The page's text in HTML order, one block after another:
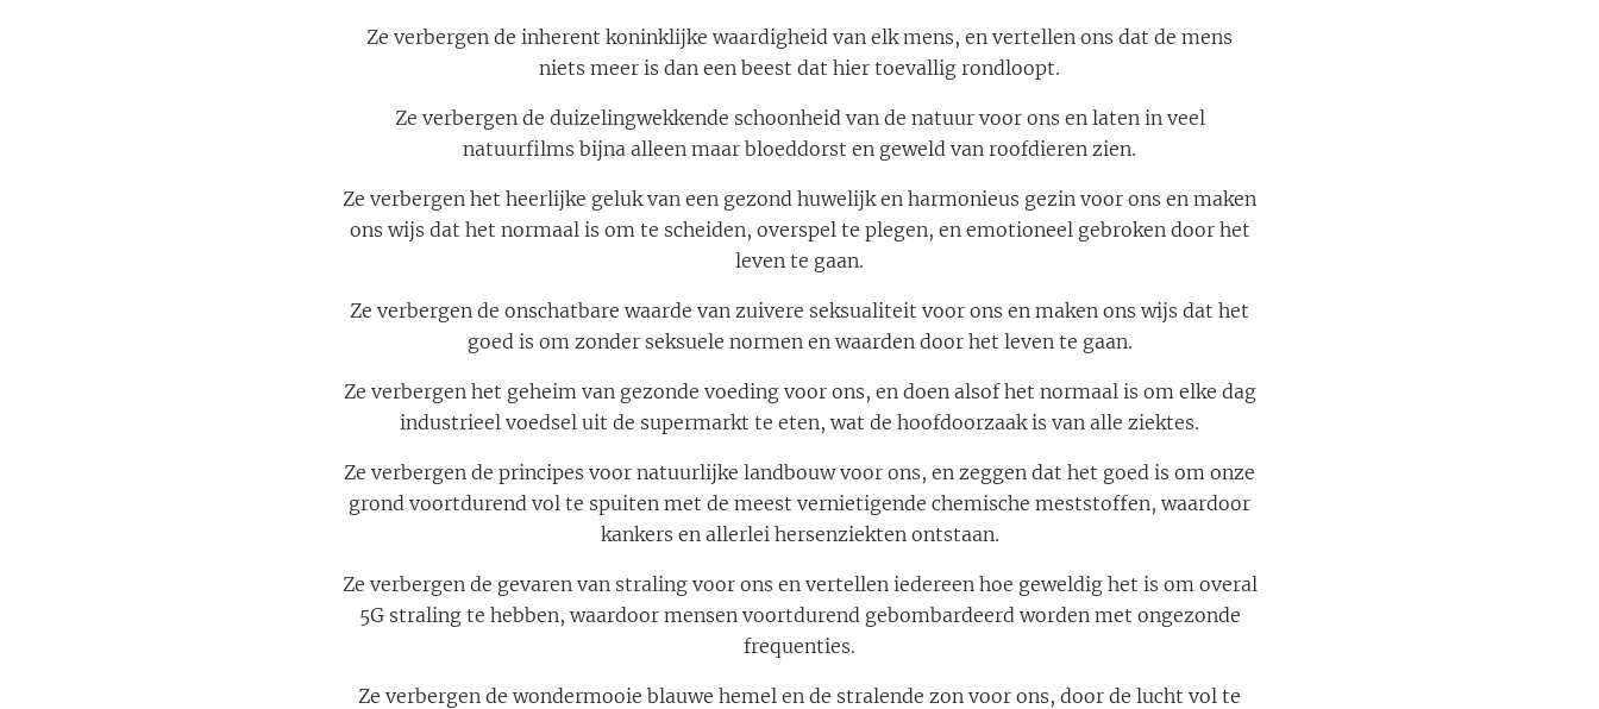
Ze verbergen de inherent koninklijke waardigheid van elk mens, en vertellen ons dat de mens
niets meer is dan een beest dat hier toevallig rondloopt.
Ze verbergen de duizelingwekkende schoonheid van de natuur voor ons en laten in veel
natuurfilms bijna alleen maar bloeddorst en geweld van roofdieren zien.
Ze verbergen het heerlijke geluk van een gezond huwelijk en harmonieus gezin voor ons en maken
ons wijs dat het normaal is om te scheiden, overspel te plegen, en emotioneel gebroken door het
leven te gaan.
Ze verbergen de onschatbare waarde van zuivere seksualiteit voor ons en maken ons wijs dat het
goed is om zonder seksuele normen en waarden door het leven te gaan.
Ze verbergen het geheim van gezonde voeding voor ons, en doen alsof het normaal is om elke dag
industrieel voedsel uit de supermarkt te eten, wat de hoofdoorzaak is van alle ziektes.
Ze verbergen de principes voor natuurlijke landbouw voor ons, en zeggen dat het goed is om onze
grond voortdurend vol te spuiten met de meest vernietigende chemische meststoffen, waardoor
kankers en allerlei hersenziekten ontstaan.
Ze verbergen de gevaren van straling voor ons en vertellen iedereen hoe geweldig het is om overal
5G straling te hebben, waardoor mensen voortdurend gebombardeerd worden met ongezonde
frequenties.
Ze verbergen de wondermooie blauwe hemel en de stralende zon voor ons, door de lucht vol te